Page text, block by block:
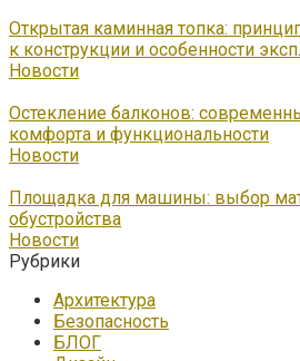
Открытая каминная топка:
к конструкции и особенности
Новости
Остекление балконов:
комфорта и функциональности
Новости
Площадка для машины: выбор
обустройства
Новости
Рубрики
Архитектура
Безопасность
БЛОГ